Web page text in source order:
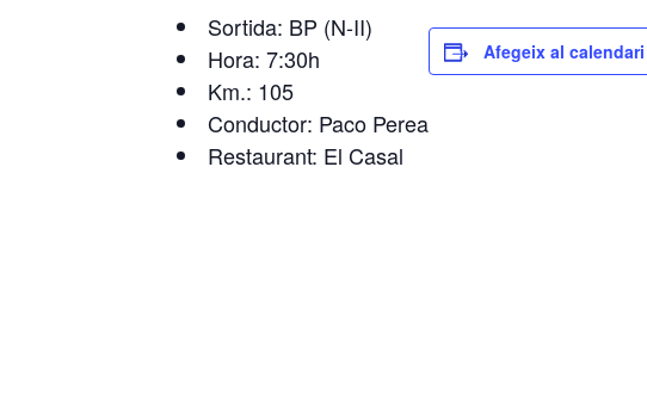
Sortida: BP (N-II)
Hora: 7:30h
Km.: 105
Conductor: Paco Perea
Restaurant: El Casal
Afegeix al calendari